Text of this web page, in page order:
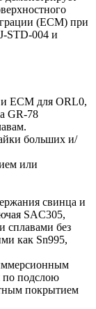
(ECM) при
STD-004 и
ECM для ORL0,
GR-78
больших и/
или
свинца и
SAC305,
сплавами без
как Sn995,
по подслою
покрытием